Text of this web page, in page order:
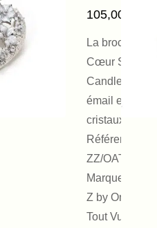
105,00
La broche
Cœur Silver
Candle en
émail et
cristaux
Référence :
ZZ/OATV050W
Marque : EHz-
Z by On Aura
Tout Vu